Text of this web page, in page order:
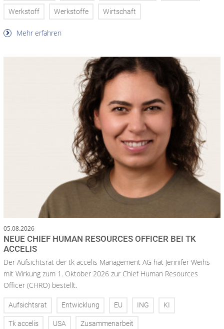
Werkstoff Werkstoffe Wirtschaft
Mehr erfahren
05.08.2026
NEUE CHIEF HUMAN RESOURCES OFFICER BEI TK
ACCELIS
Der Aufsichtsrat der tk accelis Management AG hat Jennifer Weihs
mit Wirkung zum 1. Oktober 2026 zur Chief Human Resources
Officer (CHRO) bestellt.
Aufsichtsrat Entwicklung EU ING KI
Tk accelis USA Zusammenarbeit